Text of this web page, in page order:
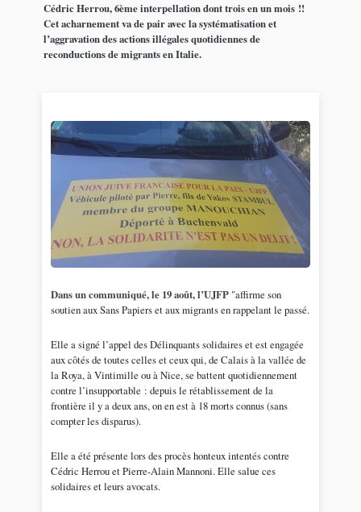
Cédric Herrou, 6ème interpellation dont trois en un mois !!
Cet acharnement va de pair avec la systématisation et
l’aggravation des actions illégales quotidiennes de
reconductions de migrants en Italie.
Dans un communiqué, le 19 août, l’UJFP"affirme son
soutien aux Sans Papiers et aux migrants en rappelant le passé.
Elle a signé l’appel des Délinquants solidaires et est engagée
aux côtés de toutes celles et ceux qui, de Calais à la vallée de
la Roya, à Vintimille ou à Nice, se battent quotidiennement
contre l’insupportable : depuis le rétablissement de la
frontière il y a deux ans, on en est à 18 morts connus (sans
compter les disparus).
Elle a été présente lors des procès honteux intentés contre
Cédric Herrou et Pierre-Alain Mannoni. Elle salue ces
solidaires et leurs avocats.